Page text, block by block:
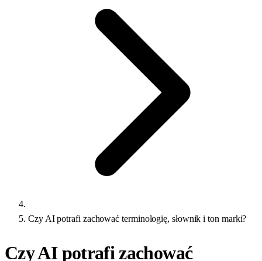
Czy AI potrafi zachować terminologię, słownik i ton marki?
Czy AI potrafi zachować